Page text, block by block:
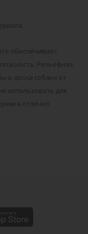
обеспечивает
Рельефная
и десна собаки от
использовать для
отлично